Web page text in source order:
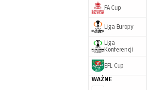
FA Cup
Liga Europy
Liga
Konferencji
EFL Cup
WAŻNE